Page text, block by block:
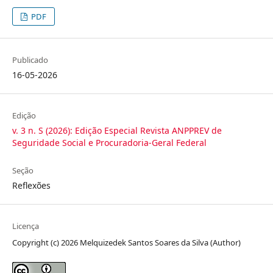
PDF
Publicado
16-05-2026
Edição
v. 3 n. S (2026): Edição Especial Revista ANPPREV de
Seguridade Social e Procuradoria-Geral Federal
Seção
Reflexões
Licença
Copyright (c) 2026 Melquizedek Santos Soares da Silva (Author)